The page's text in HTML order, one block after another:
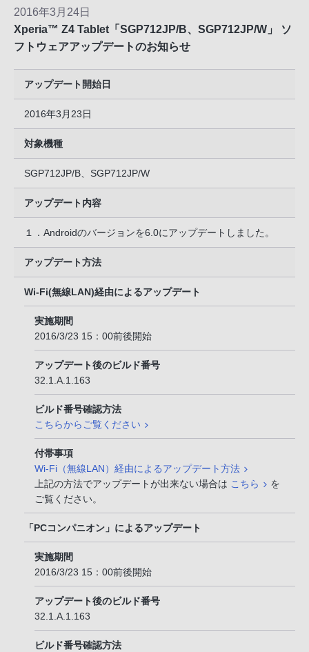
2016年3月24日
Xperia™ Z4 Tablet「SGP712JP/B、SGP712JP/W」 ソ
フトウェアアップデートのお知らせ
アップデート開始日
2016年3月23日
対象機種
SGP712JP/B、SGP712JP/W
アップデート内容
１．Androidのバージョンを6.0にアップデートしました。
アップデート方法
Wi-Fi(無線LAN)経由によるアップデート
実施期間
2016/3/23 15：00前後開始
アップデート後のビルド番号
32.1.A.1.163
ビルド番号確認方法
こちらからご覧ください
付帯事項
Wi-Fi（無線LAN）経由によるアップデート方法
上記の方法でアップデートが出来ない場合は こちら
を
ご覧ください。
「PCコンパニオン」によるアップデート
実施期間
2016/3/23 15：00前後開始
アップデート後のビルド番号
32.1.A.1.163
ビルド番号確認方法